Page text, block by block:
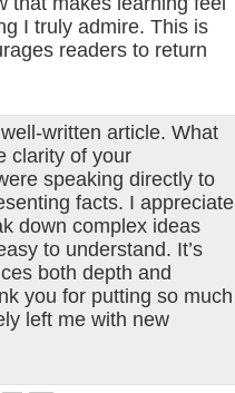
I truly admire. This is
readers to return
written article. What
clarity of your
speaking directly to
facts. I appreciate
down complex ideas
to understand. It’s
both depth and
you for putting so much
left me with new